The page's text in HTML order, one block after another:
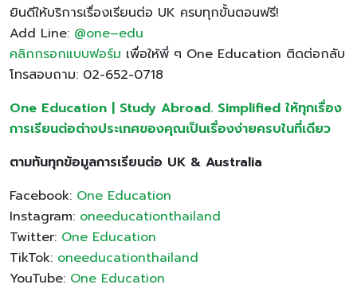
ยินดีให้บริการเรื่องเรียนต่อ UK ครบทุกขั้นตอนฟรี!
Add Line: @one–edu
คลิกกรอกแบบฟอร์ม เพื่อให้พี่ ๆ One Education ติดต่อกลับ
โทรสอบถาม: 02-652-0718
One Education | Study Abroad. Simplified ให้ทุกเรื่อง
การเรียนต่อต่างประเทศของคุณเป็นเรื่องง่ายครบในที่เดียว
ตามทันทุกข้อมูลการเรียนต่อ UK & Australia
Facebook: One Education
Instagram: oneeducationthailand
Twitter: One Education
TikTok: oneeducationthailand
YouTube: One Education